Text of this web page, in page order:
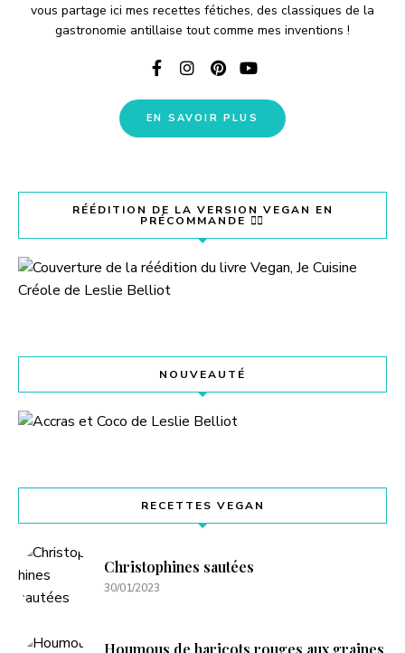
vous partage ici mes recettes fétiches, des classiques de la
gastronomie antillaise tout comme mes inventions !
EN SAVOIR PLUS
RÉÉDITION DE LA VERSION VEGAN EN
PRÉCOMMANDE 👇🏽
NOUVEAUTÉ
RECETTES VEGAN
Christophines sautées
30/01/2023
Houmous de haricots rouges aux graines